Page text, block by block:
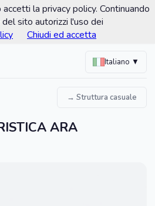
Italiano ▼
→ Struttura casuale
ARA
la privacy policy. Continuando
sito autorizzi l'uso dei
Chiudi ed accetta